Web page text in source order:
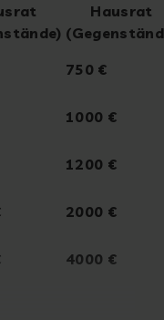
Hausrat
750 €
1000 €
1200 €
2000 €
4000 €